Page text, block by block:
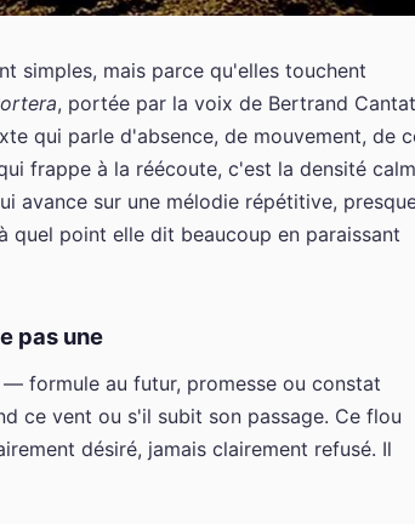
simples, mais parce qu'elles touchent
, portée par la voix de Bertrand Cantat
qui parle d'absence, de mouvement, de
frappe à la réécoute, c'est la densité
avance sur une mélodie répétitive,
quel point elle dit beaucoup en paraissant
pas une
formule au futur, promesse ou constat
ce vent ou s'il subit son passage. Ce flou
désiré, jamais clairement refusé. Il